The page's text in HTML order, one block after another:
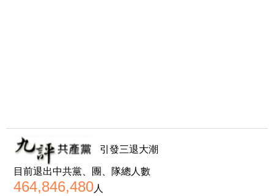
引發三退大潮
目前退出中共黨、團、隊總人數
464,846,480人